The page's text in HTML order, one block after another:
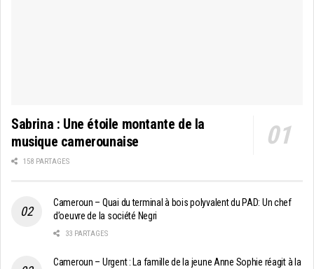
Sabrina : Une étoile montante de la
musique camerounaise
158 PARTAGES
Cameroun – Quai du terminal à bois polyvalent du PAD: Un chef
d’oeuvre de la société Negri
33 PARTAGES
Cameroun – Urgent : La famille de la jeune Anne Sophie réagit à la